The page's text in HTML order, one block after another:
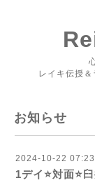
レイキ伝授
お知らせ
2024-10-22
1デイ⭐️対面⭐️